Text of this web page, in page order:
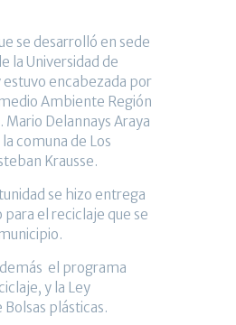
se desarrolló en sede
la Universidad de
estuvo encabezada por
Ambiente Región
Mario Delannays Araya
comuna de Los
Krausse.
se hizo entrega
para el reciclaje que se
el programa
y la Ley
plásticas.